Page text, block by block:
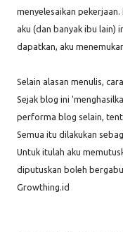
menyelesaikan
aku (dan banyak ibu lain)
dapatkan, aku
Selain alasan menulis,
Sejak blog ini
performa blog selain,
Semua itu dilakukan
Untuk itulah aku
diputuskan boleh
Growthing.id